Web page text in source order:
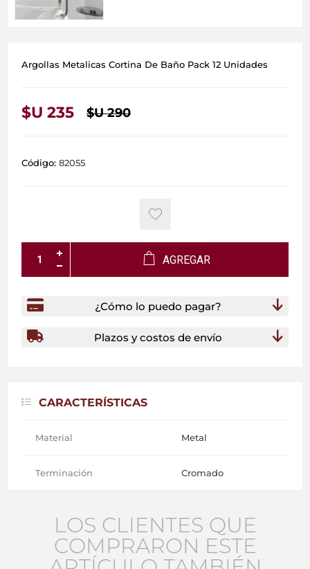
Argollas Metalicas Cortina De Baño Pack 12 Unidades
$U 235 $U 290
Código: 82055
AGREGAR
¿Cómo lo puedo pagar?
Plazos y costos de envío
CARACTERÍSTICAS
Material Metal
Terminación Cromado
LOS CLIENTES QUE
COMPRARON ESTE